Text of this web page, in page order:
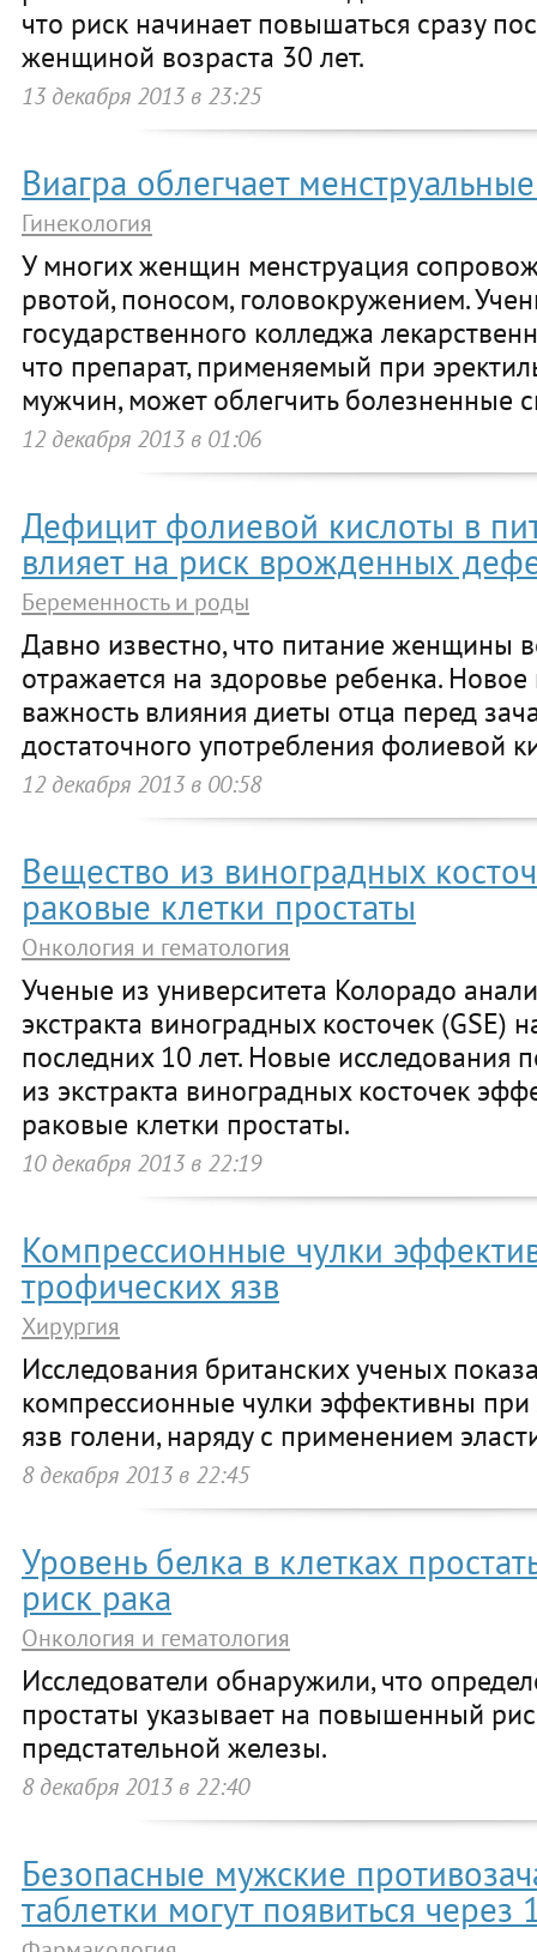
что риск начинает повышаться сразу
женщиной возраста 30 лет.
13 декабря 2013 в 23:25
Виагра облегчает
Гинекология
У многих женщин менструация
рвотой, поносом, головокружением.
государственного колледжа
что препарат, применяемый при
мужчин, может облегчить болезненные
12 декабря 2013 в 01:06
Дефицит фолиевой кислоты в
влияет на риск врожденных
Беременность и роды
Давно известно, что питание женщины
отражается на здоровье ребенка.
важность влияния диеты отца перед
достаточного употребления фолиевой
12 декабря 2013 в 00:58
Вещество из виноградных
раковые клетки простаты
Онкология и гематология
Ученые из университета Колорадо
экстракта виноградных косточек (GSE)
последних 10 лет. Новые исследования
из экстракта виноградных косточек
раковые клетки простаты.
10 декабря 2013 в 22:19
Компрессионные чулки
трофических язв
Хирургия
Исследования британских ученых
компрессионные чулки эффективны
язв голени, наряду с применением
8 декабря 2013 в 22:45
Уровень белка в клетках
риск рака
Онкология и гематология
Исследователи обнаружили, что
простаты указывает на повышенный
предстательной железы.
8 декабря 2013 в 22:40
Безопасные мужские
таблетки могут появиться через